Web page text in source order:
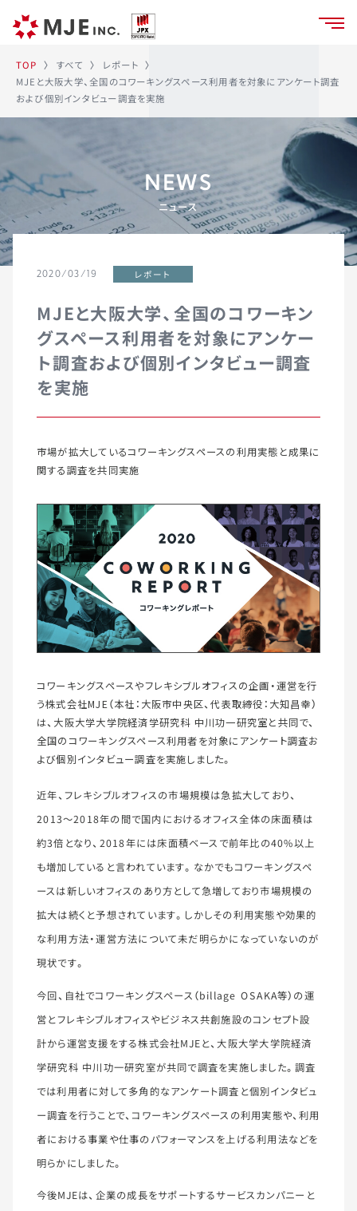
TOP 〉 すべて 〉 レポート 〉
MJEと大阪大学、全国のコワーキングスペース利用者を対象にアンケート調査
および個別インタビュー調査を実施
NEWS
ニュース
2020/03/19 レポート
MJEと大阪大学、全国のコワーキン
グスペース利用者を対象にアンケー
ト調査および個別インタビュー調査
を実施
市場が拡大しているコワーキングスペースの利用実態と成果に
関する調査を共同実施
コワーキングスペースやフレキシブルオフィスの企画・運営を行
う株式会社MJE（本社：大阪市中央区、代表取締役：大知昌幸）
は、大阪大学大学院経済学研究科 中川功一研究室と共同で、
全国のコワーキングスペース利用者を対象にアンケート調査お
よび個別インタビュー調査を実施しました。
近年、フレキシブルオフィスの市場規模は急拡大しており、
2013～2018年の間で国内におけるオフィス全体の床面積は
約3倍となり、2018年には床面積ベースで前年比の40%以上
も増加していると言われています。なかでもコワーキングスペ
ースは新しいオフィスのあり方として急増しており市場規模の
拡大は続くと予想されています。しかしその利用実態や効果的
な利用方法・運営方法について未だ明らかになっていないのが
現状です。
今回、自社でコワーキングスペース（billage OSAKA等）の運
営とフレキシブルオフィスやビジネス共創施設のコンセプト設
計から運営支援をする株式会社MJEと、大阪大学大学院経済
学研究科 中川功一研究室が共同で調査を実施しました。調査
では利用者に対して多角的なアンケート調査と個別インタビュ
ー調査を行うことで、コワーキングスペースの利用実態や、利用
者における事業や仕事のパフォーマンスを上げる利用法などを
明らかにしました。
今後MJEは、企業の成長をサポートするサービスカンパニーと